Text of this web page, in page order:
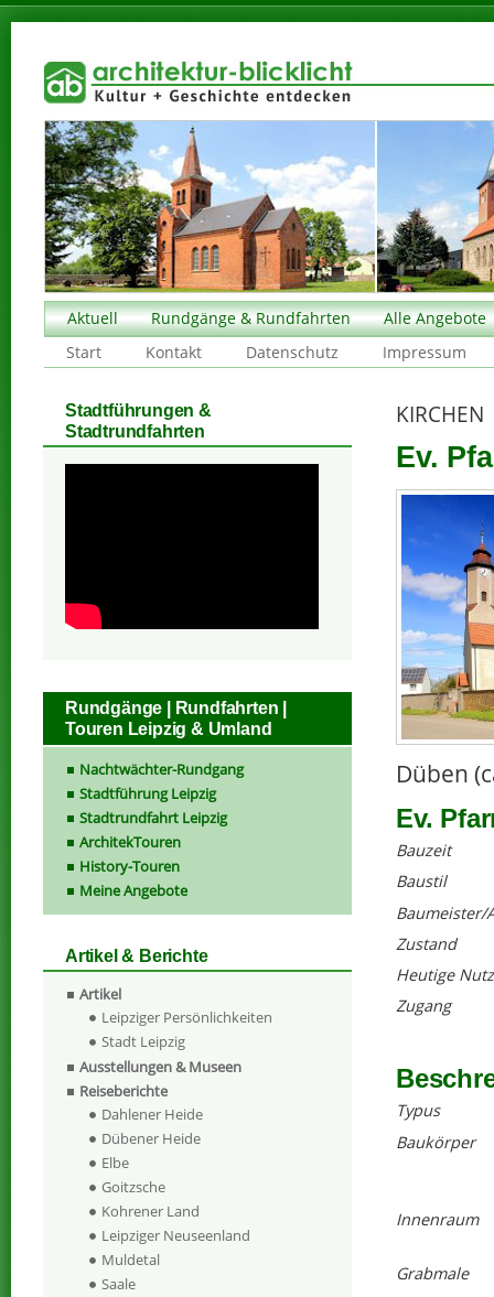
Aktuell Rundgänge & Rundfahrten
Alle Angebote
Start
Kontakt Datenschutz Impressum
KIRCHEN
Ev.
Düben
Ev.
Bauzeit
Baustil
Baumeister/
Zustand
Heutige
Zugang
Typus
Baukörper
Innenraum
Grabmale
Stadtführungen &
Stadtrundfahrten
Rundgänge | Rundfahrten |
Touren Leipzig & Umland
Nachtwächter-Rundgang
Stadtführung Leipzig
Stadtrundfahrt Leipzig
ArchitekTouren
History-Touren
Meine Angebote
Artikel & Berichte
Artikel
Leipziger Persönlichkeiten
Stadt Leipzig
Ausstellungen & Museen
Reiseberichte
Dahlener Heide
Dübener Heide
Elbe
Goitzsche
Kohrener Land
Leipziger Neuseenland
Muldetal
Saale